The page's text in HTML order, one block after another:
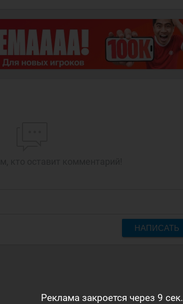
Реклама закроется через 8 сек.
НАПИСАТЬ